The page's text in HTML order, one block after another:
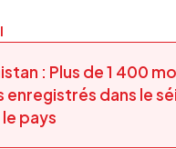
: Plus de 1 400
enregistrés dans le
pays